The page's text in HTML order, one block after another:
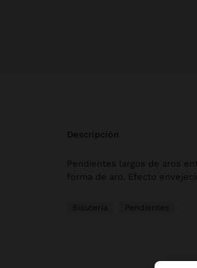
descripción
Pendientes largos de aros
forma de aro. Efecto
Bisutería Pendientes